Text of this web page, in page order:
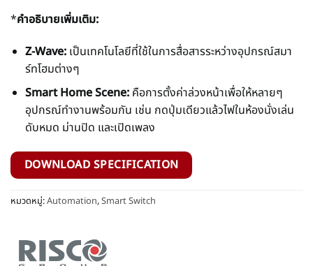
คำอธิบายเพิ่มเติม:
เป็นเทคโนโลยีที่ใช้ในการสื่อสารระหว่างอุปกรณ์สมา
ร์ทโฮมต่างๆ
คือการตั้งค่าล่วงหน้าเพื่อให้หลายๆ
อุปกรณ์ทำงานพร้อมกัน เช่น กดปุ่มเดียวแล้วไฟในห้องนั่งเล่น
ดับหมด ม่านปิด และเปิดเพลง
DOWNLOAD SPECIFICATION
หมวดหมู่:Automation,Smart Switch